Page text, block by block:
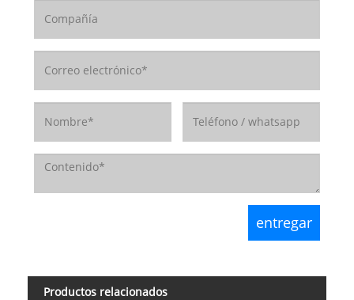
Productos relacionados